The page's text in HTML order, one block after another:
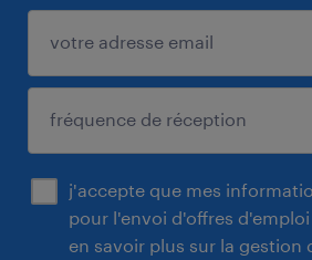
j'accepte que mes
pour l'envoi d'offres
en savoir plus sur la gestion